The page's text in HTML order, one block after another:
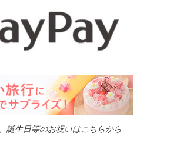
誕生日等のお祝いはこちらから